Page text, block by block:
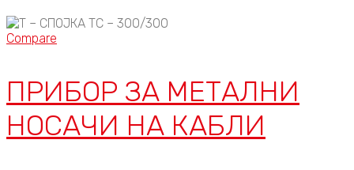
Compare
ПРИБОР ЗА МЕТАЛНИ
НОСАЧИ НА КАБЛИ